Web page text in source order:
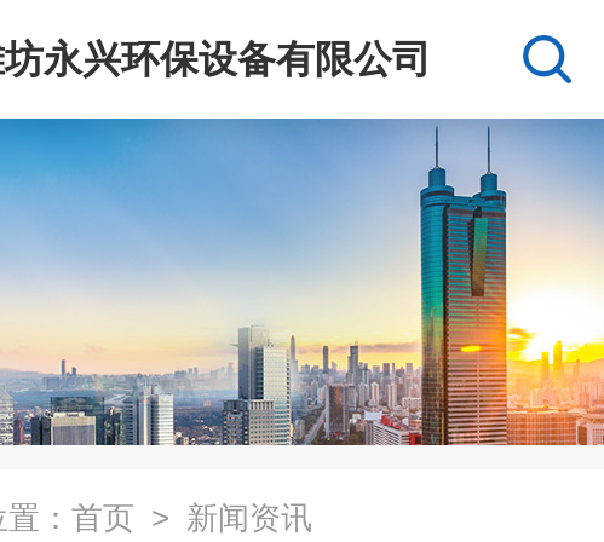
永兴环保设备有限公司
： 首页 > 新闻资讯